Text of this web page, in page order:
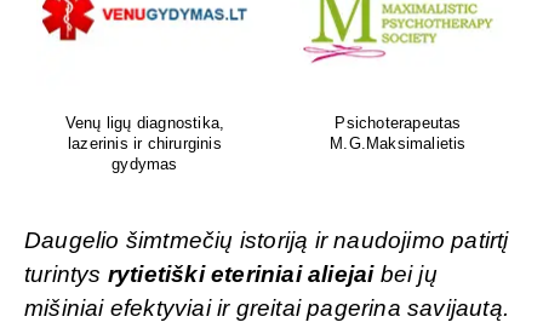
Venų ligų diagnostika,
lazerinis ir chirurginis
gydymas
Psichoterapeutas
M.G.Maksimalietis
Daugelio šimtmečių istoriją ir naudojimo patirtį
turintys rytietiški eteriniai aliejaibei jų
mišiniai efektyviai ir greitai pagerina savijautą.